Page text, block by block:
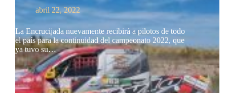
abril 22, 2022
La Encrucijada nuevamente recibirá a pilotos de todo
el país para la continuidad del campeonato 2022, que
ya tuvo su…